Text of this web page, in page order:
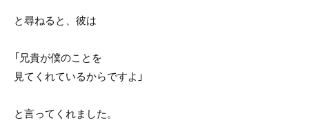
と尋ねると、彼は
「兄貴が僕のことを
見てくれているからですよ」
と言ってくれました。